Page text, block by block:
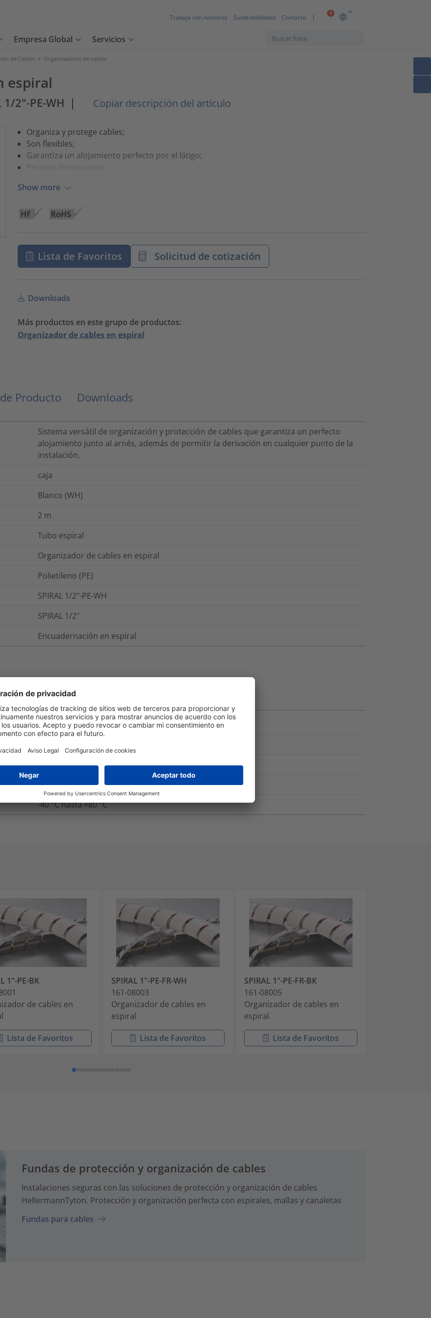
0 AR
Trabaja con nosotros Sustentabilidad Contacto
Empresa Global Servicios
de Cables > Organizadores de cables
espiral
1/2"-PE-WH | Copiar descripción del artículo
Organiza y protege cables;
Son flexibles;
Garantiza un alojamiento perfecto por el látigo;
Permite derivaciones;
Show more
Lista de Favoritos Solicitud de cotización
Downloads
Más productos en este grupo de productos:
Organizador de cables en espiral
Producto Downloads
Sistema versátil de organización y protección de cables que garantiza un perfecto
alojamiento junto al arnés, además de permitir la derivación en cualquier punto de la
instalación.
caja
Blanco (WH)
2 m
Tubo espiral
Organizador de cables en espiral
Polietileno (PE)
SPIRAL 1/2"-PE-WH
SPIRAL 1/2"
Encuadernación en espiral
Embalaje y Logística
UL 94 HB
Si
-40 °C hasta +80 °C
1"-PE-BK
de cables en
Lista de Favoritos
SPIRAL 1"-PE-FR-WH
161-08003
Organizador de cables en
espiral
Lista de Favoritos
SPIRAL 1"-PE-FR-BK
161-08005
Organizador de cables en
espiral
Lista de Favoritos
Fundas de protección y organización de cables
Instalaciones seguras con las soluciones de protección y organización de cables
HellermannTyton. Protección y organización perfecta con espirales, mallas y canaletas
Fundas para cables